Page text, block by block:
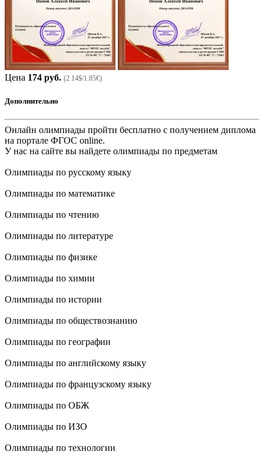
Цена 174 руб. (2.14$/1.85€)
Дополнительно
Онлайн олимпиады пройти бесплатно с получением диплома
на портале ФГОС online.
У нас на сайте вы найдете олимпиады по предметам
Олимпиады по русскому языку
Олимпиады по математике
Олимпиады по чтению
Олимпиады по литературе
Олимпиады по физике
Олимпиады по химии
Олимпиады по истории
Олимпиады по обществознанию
Олимпиады по географии
Олимпиады по английскому языку
Олимпиады по французскому языку
Олимпиады по ОБЖ
Олимпиады по ИЗО
Олимпиады по технологии